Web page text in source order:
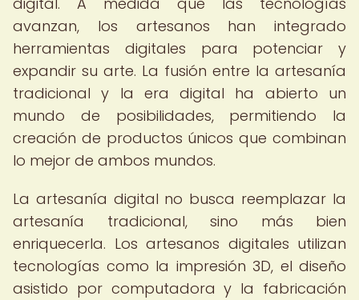
avanzan, los artesanos han integrado
herramientas digitales para potenciar y
expandir su arte. La fusión entre la artesanía
tradicional y la era digital ha abierto un
mundo de posibilidades, permitiendo la
creación de productos únicos que combinan
lo mejor de ambos mundos.
La artesanía digital no busca reemplazar la
artesanía tradicional, sino más bien
enriquecerla. Los artesanos digitales utilizan
tecnologías como la impresión 3D, el diseño
asistido por computadora y la fabricación